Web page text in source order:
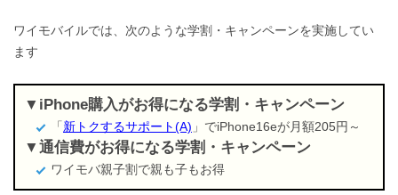
ワイモバイルでは、次のような学割・キャンペーンを実施してい
ます
iPhone購入がお得になる学割・キャンペーン
「 新トクするサポート(A) 」でiPhone16eが月額205円～
通信費がお得になる学割・キャンペーン
ワイモバ親子割で親も子もお得